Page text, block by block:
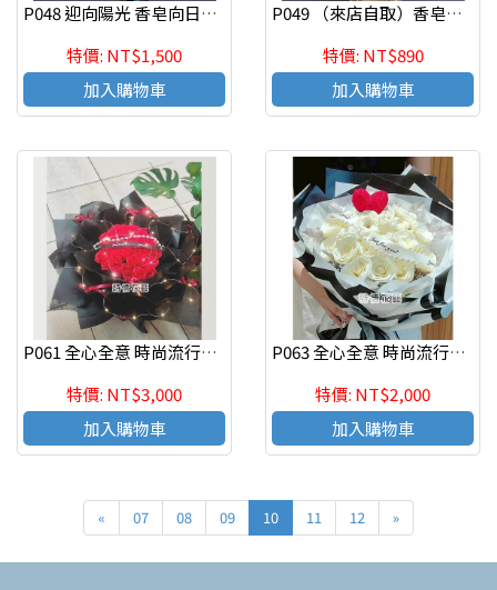
P048 迎向陽光 香皂向日癸花束 畢業讚禮 教師節花禮
特價: NT$1,500
加入購物車
P049 （來店自取）香皂向日癸花束 畢業讚禮 教師節花禮（來店自取）
特價: NT$890
加入購物車
P061 全心全意 時尚流行香皂花束 新竹代客送花
特價: NT$3,000
加入購物車
P063 全心全意 時尚流行香皂花束 新竹代客送花
特價: NT$2,000
加入購物車
« 07 08 09 10 11 12 »